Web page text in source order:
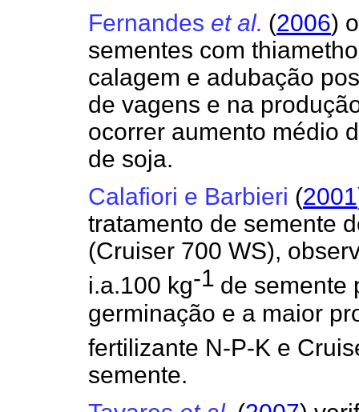
Fernandes et al. (2006)
sementes com
calagem e adubação
de vagens e na
ocorrer aumento médio
de soja.
Calafiori e Barbieri (2001
tratamento de semente
(Cruiser 700 WS),
i.a.100 kg-1 de semente
germinação e a maior
fertilizante N-P-K e
semente.